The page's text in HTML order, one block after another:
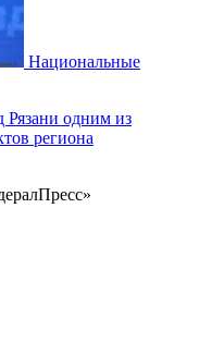
Национальные
одним из
региона